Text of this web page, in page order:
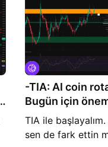
-TIA: AI coin
Bugün için
TIA ile
sen de fark ettin